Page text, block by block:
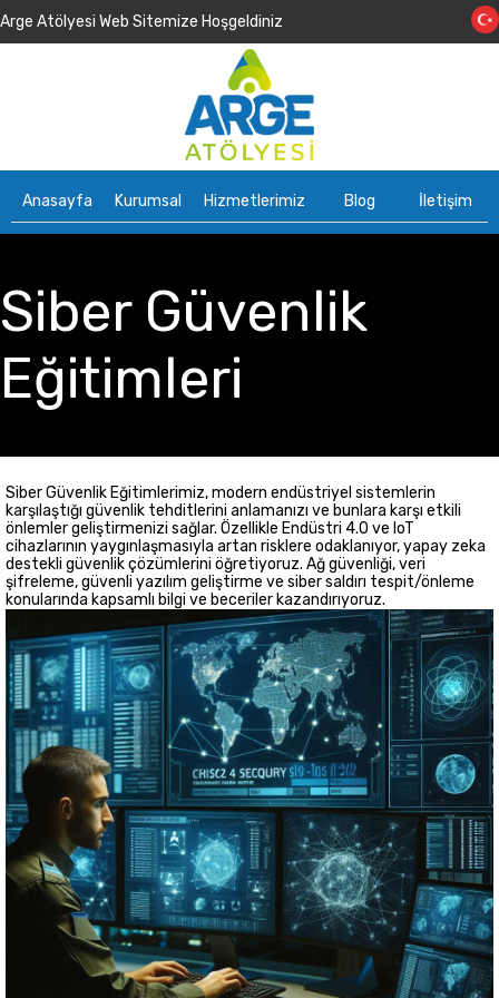
Arge Atölyesi Web Sitemize Hoşgeldiniz
Anasayfa Kurumsal Hizmetlerimiz Blog İletişim
Siber Güvenlik
Eğitimleri
Siber Güvenlik Eğitimlerimiz, modern endüstriyel sistemlerin
karşılaştığı güvenlik tehditlerini anlamanızı ve bunlara karşı etkili
önlemler geliştirmenizi sağlar. Özellikle Endüstri 4.0 ve IoT
cihazlarının yaygınlaşmasıyla artan risklere odaklanıyor, yapay zeka
destekli güvenlik çözümlerini öğretiyoruz. Ağ güvenliği, veri
şifreleme, güvenli yazılım geliştirme ve siber saldırı tespit/önleme
konularında kapsamlı bilgi ve beceriler kazandırıyoruz.